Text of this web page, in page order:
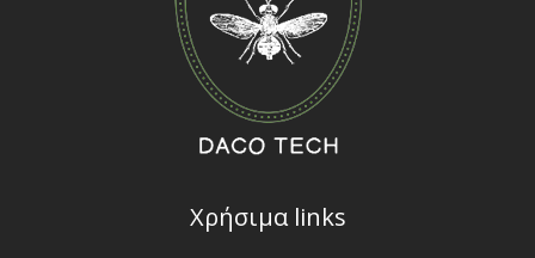
Χρήσιμα links